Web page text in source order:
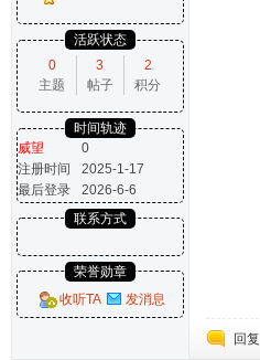
活跃状态
0
主题
3
帖子
2
积分
时间轨迹
威望
0
注册时间
2025-1-17
最后登录
2026-6-6
联系方式
荣誉勋章
收听TA
发消息
回复